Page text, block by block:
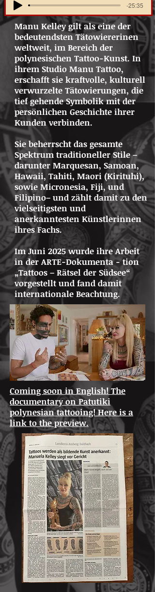
-25:35
Manu Kelley gilt als eine der
bedeutendsten Tätowiererinen
weltweit, im Bereich der
polynesischen Tattoo-Kunst. In
ihrem Studio Manu Tattoo,
erschafft sie kraftvolle, kulturell
verwurzelte Tätowierungen, die
tief gehende Symbolik mit der
persönlichen Geschichte ihrer
Kunden verbinden.
Sie beherrscht das gesamte
Spektrum traditioneller Stile –
darunter Marquesan, Samoan,
Hawaii, Tahiti, Maori (Kirituhi),
sowie Micronesia, Fiji, und
Filipino– und zählt damit zu den
vielseitigsten und
anerkanntesten Künstlerinnen
ihres Fachs.
Im Juni 2025 wurde ihre Arbeit
in der ARTE-Dokumenta - tion
„Tattoos – Rätsel der Südsee“
vorgestellt und fand damit
internationale Beachtung.
Coming soon in English! The
documentary on Patutiki
polynesian tattooing! Here is a
link to the preview.